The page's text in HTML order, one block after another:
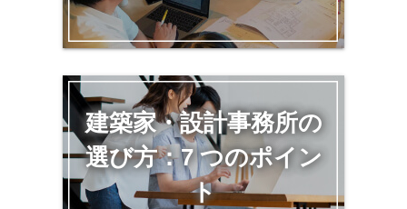
建築家・設計事務所の
選び方：7 つのポイン
ト